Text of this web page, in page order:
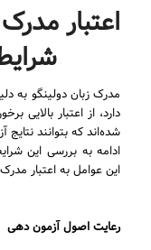
اعتبار
مدرک زبان دولینگو به
دارد، از اعتبار بالایی
شده‌اند که بتوانند نتایج
ادامه به بررسی این
این عوامل به اعتبار
رعایت اصول آزموندهی